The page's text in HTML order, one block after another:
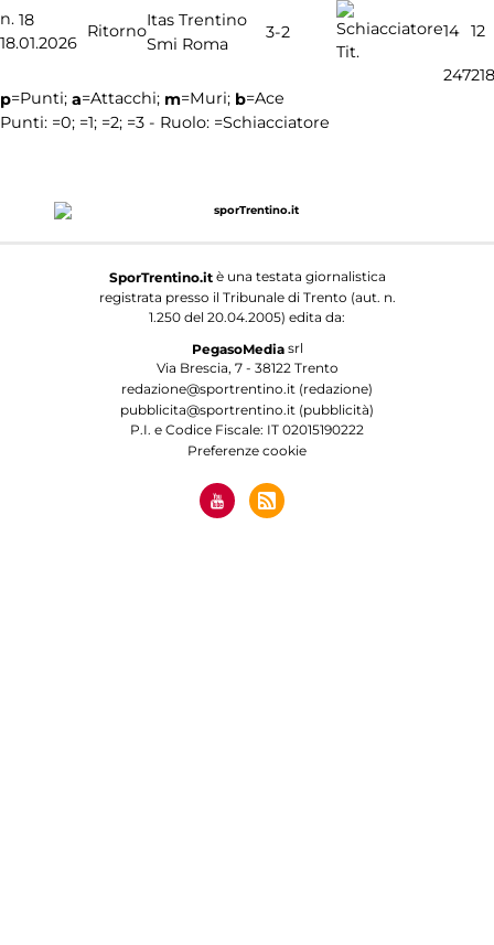
n. 18
18.01.2026
Ritorno
Itas Trentino
Smi Roma
3-2
Tit.
14 12
247218
p=Punti; a=Attacchi; m=Muri; b=Ace
Punti: =0; =1; =2; =3 - Ruolo: =Schiacciatore
SporTrentino.itè una testata giornalistica
registrata presso il Tribunale di Trento (aut. n.
1.250 del 20.04.2005) edita da:
PegasoMediasrl
Via Brescia, 7 - 38122 Trento
redazione@sportrentino.it (redazione)
pubblicita@sportrentino.it (pubblicità)
P.I. e Codice Fiscale: IT 02015190222
Preferenze cookie